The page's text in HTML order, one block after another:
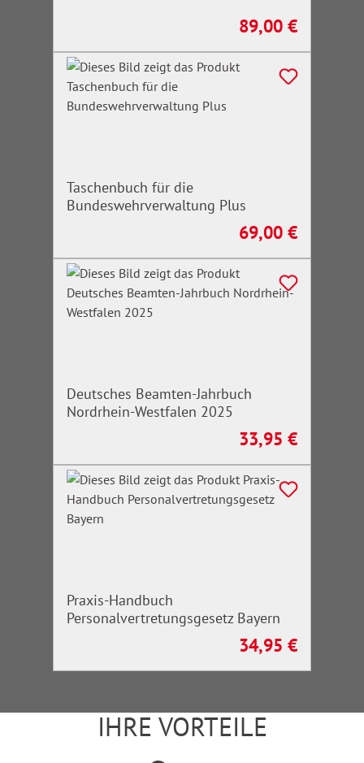
Regulärer Preis:
89,00 €
Taschenbuch für die
Bundeswehrverwaltung Plus
Regulärer Preis:
69,00 €
Deutsches Beamten-Jahrbuch
Nordrhein-Westfalen 2025
Regulärer Preis:
33,95 €
Praxis-Handbuch
Personalvertretungsgesetz Bayern
Regulärer Preis:
34,95 €
IHRE VORTEILE